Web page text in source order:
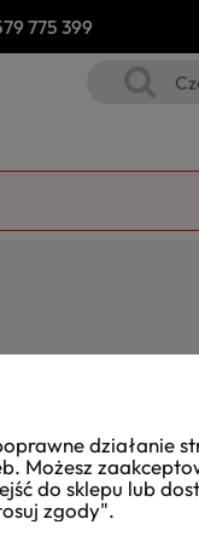
taka,
775 399
działanie
Możesz
do sklepu lub
zgody".